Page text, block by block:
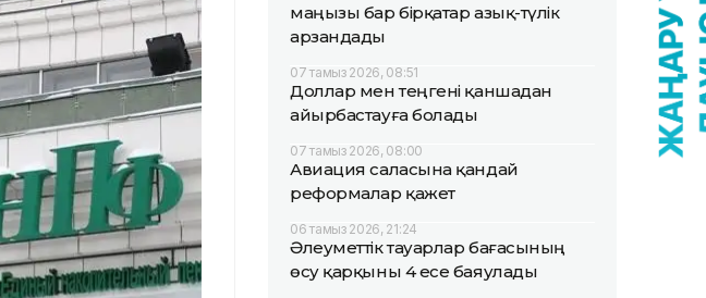
маңызы бар бірқатар азық-түлік
арзандады
07 тамыз 2026, 08:51
Доллар мен теңгені қаншадан
айырбастауға болады
07 тамыз 2026, 08:00
Авиация саласына қандай
реформалар қажет
06 тамыз 2026, 21:24
Әлеуметтік тауарлар бағасының
өсу қарқыны 4 есе баяулады